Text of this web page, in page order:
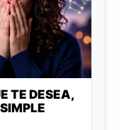
TE DESEA,